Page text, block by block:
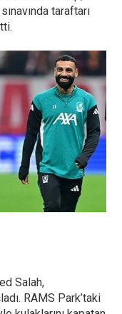
taraftarı
Salah,
RAMS Park’taki